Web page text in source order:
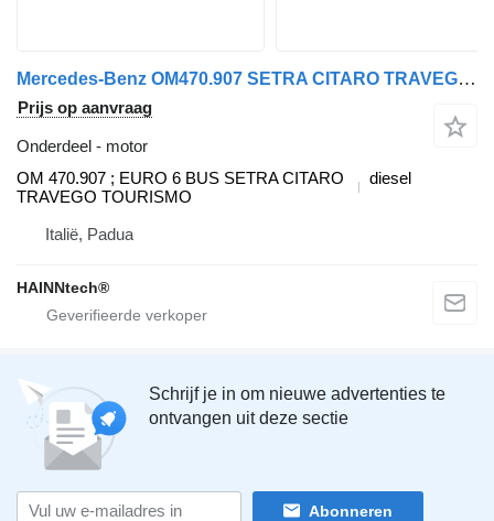
Mercedes-Benz OM470.907 SETRA CITARO TRAVEGO TOURISMO INTEGRO motor voor Mercedes-Benz vrachtwagen
Prijs op aanvraag
Onderdeel - motor
OM 470.907 ; EURO 6 BUS SETRA CITARO
TRAVEGO TOURISMO
diesel
Italië, Padua
HAINNtech®
Schrijf je in om nieuwe advertenties te
ontvangen uit deze sectie
Abonneren